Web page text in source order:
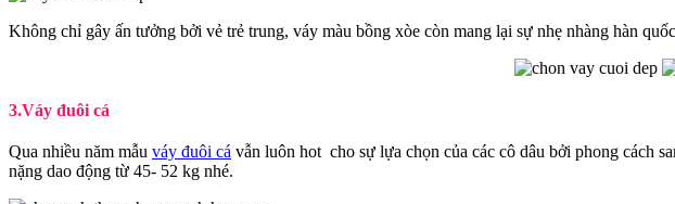
Không chỉ gây ấn tưởng bởi vẻ trẻ trung, váy màu bồng xòe còn mang lại sự nhẹ nhàng hàn
3.Váy đuôi cá
Qua nhiều năm mẫu váy đuôi cá vẫn luôn hot cho sự lựa chọn của các cô dâu bởi phong cách
nặng dao động từ 45- 52 kg nhé.